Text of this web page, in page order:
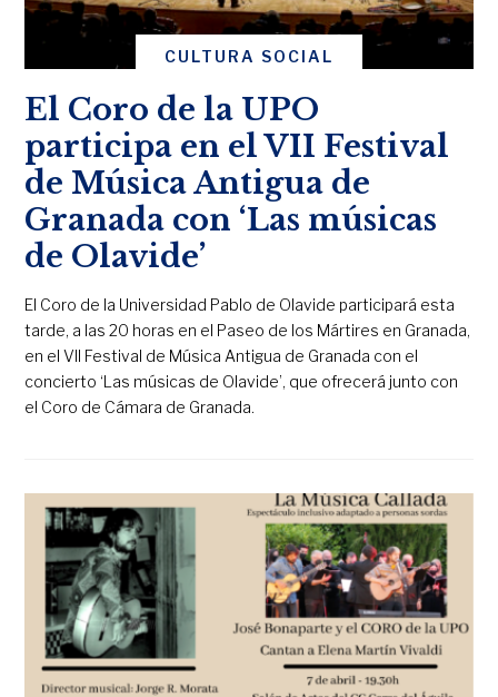
CULTURA SOCIAL
El Coro de la UPO
participa en el VII Festival
de Música Antigua de
Granada con ‘Las músicas
de Olavide’
El Coro de la Universidad Pablo de Olavide participará esta
tarde, a las 20 horas en el Paseo de los Mártires en Granada,
en el VII Festival de Música Antigua de Granada con el
concierto ‘Las músicas de Olavide’, que ofrecerá junto con
el Coro de Cámara de Granada.